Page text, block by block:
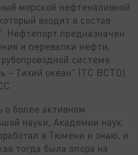
морской нефтеналивной
входит в состав
Нефтепорт предназначен
и перевалки нефти,
системе
– Тихий океан" (ТС ВСТО).
о более активном
науки, Академии наук.
в Тюмени и знаю, и
тогда была опора на